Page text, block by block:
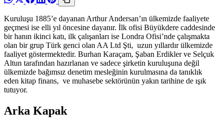
Kuruluşu 1885’e dayanan Arthur Andersan’ın ülkemizde faaliyete
geçmesi ise elli yıl öncesine dayanır. İlk ofisi Büyükdere caddesinde
bir hanın ikinci katı, ilk çalışanları ise Londra Ofisi’nde çalışmakta
olan bir grup Türk genci olan AA Ltd Şti, uzun yıllardır ülkemizde
faaliyet göstermektedir. Burhan Karaçam, Şaban Erdikler ve Selçuk
Altun tarafından hazırlanan ve sadece şirketin kuruluşuna değil
ülkemizde bağımsız denetim mesleğinin kurulmasına da tanıklık
eden kitap finans, ve muhasebe sektörünün yakın tarihine de ışık
tutuyor.
Arka Kapak